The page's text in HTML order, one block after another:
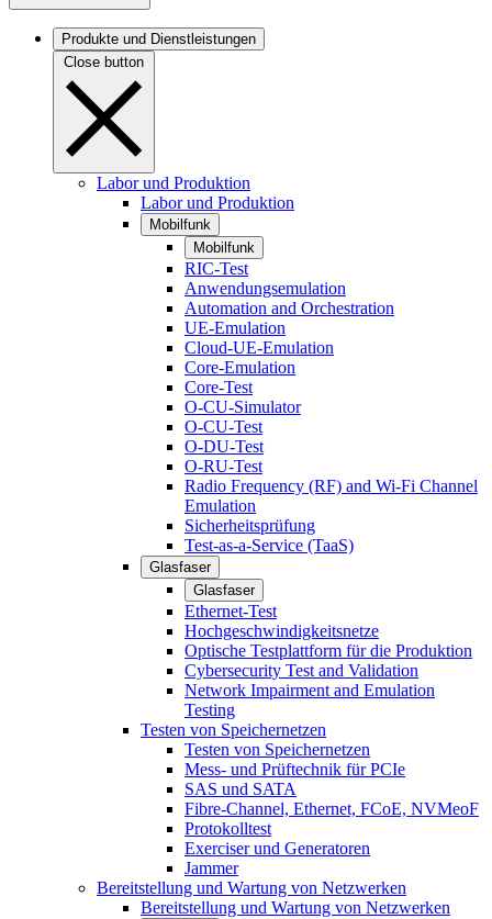
Produkte und Dienstleistungen
Close button
Labor und Produktion
Labor und Produktion
Mobilfunk
Mobilfunk
RIC-Test
Anwendungsemulation
Automation and Orchestration
UE-Emulation
Cloud-UE-Emulation
Core-Emulation
Core-Test
O-CU-Simulator
O-CU-Test
O-DU-Test
O-RU-Test
Radio Frequency (RF) and Wi-Fi Channel
Emulation
Sicherheitsprüfung
Test-as-a-Service (TaaS)
Glasfaser
Glasfaser
Ethernet-Test
Hochgeschwindigkeitsnetze
Optische Testplattform für die Produktion
Cybersecurity Test and Validation
Network Impairment and Emulation
Testing
Testen von Speichernetzen
Testen von Speichernetzen
Mess- und Prüftechnik für PCIe
SAS und SATA
Fibre-Channel, Ethernet, FCoE, NVMeoF
Protokolltest
Exerciser und Generatoren
Jammer
Bereitstellung und Wartung von Netzwerken
Bereitstellung und Wartung von Netzwerken